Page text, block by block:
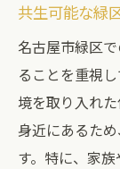
共生可能な緑
名古屋市緑区
ることを重視
境を取り入れ
身近にあるた
す。特に、家